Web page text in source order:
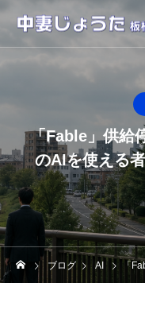
「Fable」供給
のAIを使える
ブログ AI 「